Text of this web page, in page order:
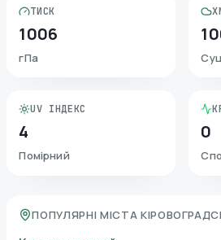
ТИСК
1006
гПа
UV ІНДЕКС
4
Помірний
0
ПОПУЛЯРНІ МІСТА